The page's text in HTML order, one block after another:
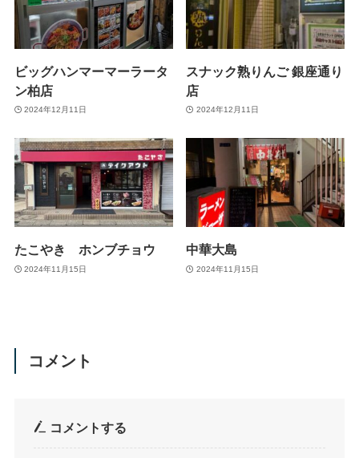
ビッグハンマーマーラータ
ン柏店
2024年12月11日
スナック熟りんご 銀座通り
店
2024年12月11日
たこやき ホンブチョウ
2024年11月15日
中華大島
2024年11月15日
コメント
コメントする